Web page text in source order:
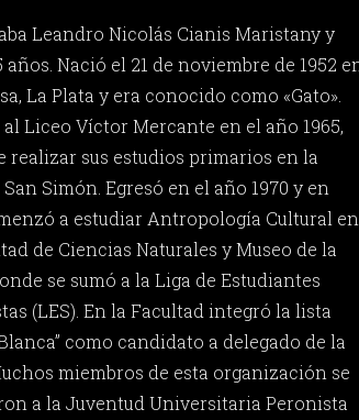
Leandro Nicolás Cianis Maristany y
años. Nació el 21 de noviembre de 1952
La Plata y era conocido como «Gato».
Liceo Víctor Mercante en el año 1965,
realizar sus estudios primarios en la
Simón. Egresó en el año 1970 y en
a estudiar Antropología Cultural en
de Ciencias Naturales y Museo de la
se sumó a la Liga de Estudiantes
(LES). En la Facultad integró la lista
como candidato a delegado de la
miembros de esta organización se
a la Juventud Universitaria Peronista